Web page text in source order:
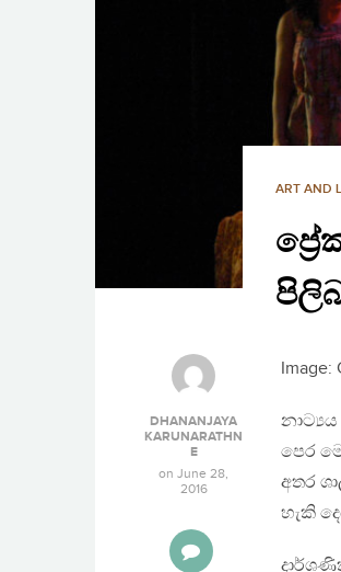
ART AND
DHANANJAYA
KARUNARATHN
E
on June 28,
2016
Image:
පෙර
අතර
හැකි